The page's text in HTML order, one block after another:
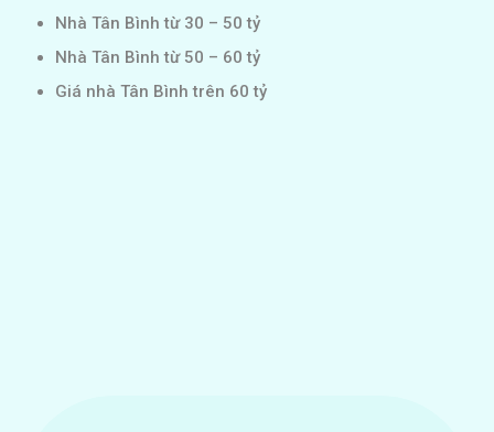
Nhà Tân Bình từ 30 – 50 tỷ
Nhà Tân Bình từ 50 – 60 tỷ
Giá nhà Tân Bình trên 60 tỷ